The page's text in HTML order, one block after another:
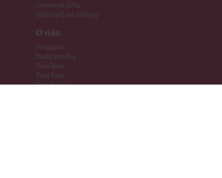
Overenie účtu
Odstúpiť od zmluvy
O nás
Predajne
Naše značky
Teta klub
Teta foto
Teta káva